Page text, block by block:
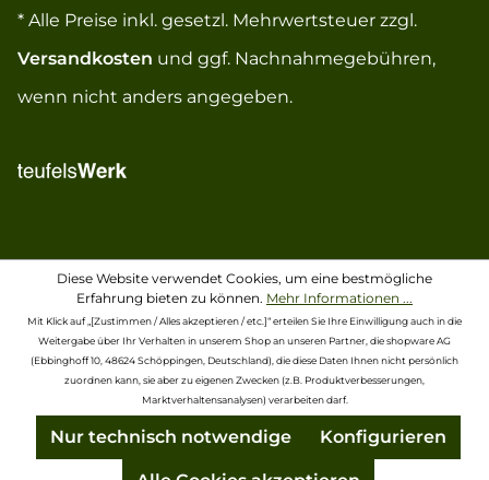
* Alle Preise inkl. gesetzl. Mehrwertsteuer zzgl.
Versandkosten und ggf. Nachnahmegebühren,
wenn nicht anders angegeben.
Diese Website verwendet Cookies, um eine bestmögliche
Erfahrung bieten zu können. Mehr Informationen ...
Mit Klick auf „[Zustimmen / Alles akzeptieren / etc.]“ erteilen Sie Ihre Einwilligung auch in die
Weitergabe über Ihr Verhalten in unserem Shop an unseren Partner, die shopware AG
(Ebbinghoff 10, 48624 Schöppingen, Deutschland), die diese Daten Ihnen nicht persönlich
zuordnen kann, sie aber zu eigenen Zwecken (z.B. Produktverbesserungen,
Marktverhaltensanalysen) verarbeiten darf.
Nur technisch notwendige Konfigurieren